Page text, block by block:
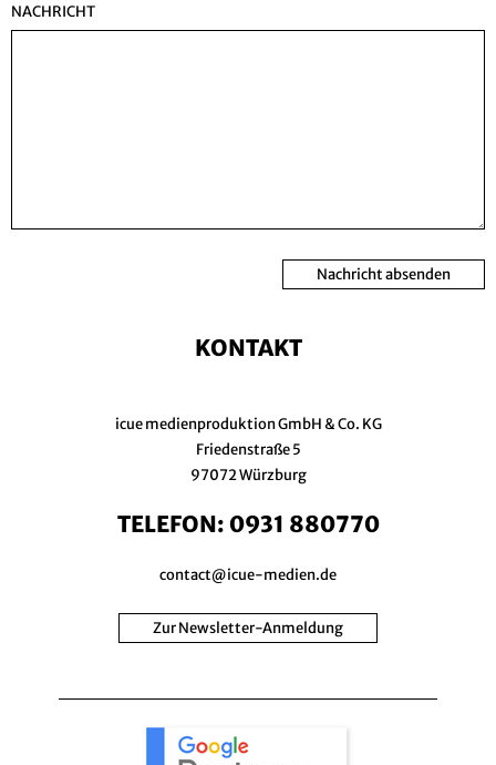
NACHRICHT
Nachricht absenden
KONTAKT
icue medienproduktion GmbH & Co. KG
Friedenstraße 5
97072 Würzburg
TELEFON: 0931 880770
contact@icue-medien.de
Zur Newsletter-Anmeldung